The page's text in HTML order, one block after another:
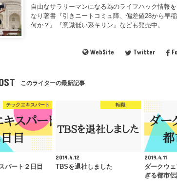
自由なサラリーマンになる為のライフハック情報
なり著書『引きニートコミュ障、偏差値28から早
何か？』『意識低い系キリン』なども発売中。
WebSite Twitter
このライターの最新記事
テックエキスパート
パート２日目
転職
2019.4.12
TBSを退社しました
2019.4.11
ダークウ
ぎる都市